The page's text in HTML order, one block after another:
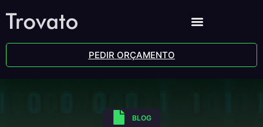
PEDIR ORÇAMENTO
BLOG